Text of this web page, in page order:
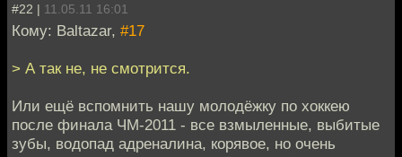
#22 | 11.05.11 16:01
Кому: Baltazar, #17
> А так не, не смотрится.
Или ещё вспомнить нашу молодёжку по хоккею
после финала ЧМ-2011 - все взмыленные, выбитые
зубы, водопад адреналина, корявое, но очень